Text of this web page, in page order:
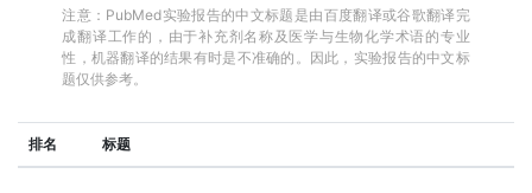
注意：PubMed实验报告的中文标题是由百度翻译或谷歌翻译完
成翻译工作的，由于补充剂名称及医学与生物化学术语的专业
性，机器翻译的结果有时是不准确的。因此，实验报告的中文标
题仅供参考。
排名 标题